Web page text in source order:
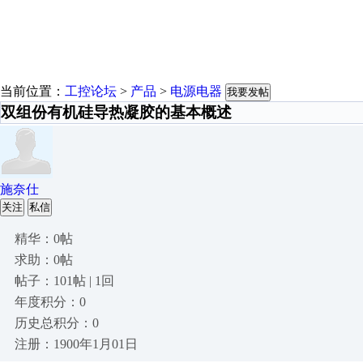
当前位置： 工控论坛 > 产品 > 电源电器 我要发帖
双组份有机硅导热凝胶的基本概述
施奈仕
关注 私信
精华：0帖
求助：0帖
帖子：101帖 | 1回
年度积分：0
历史总积分：0
注册：1900年1月01日